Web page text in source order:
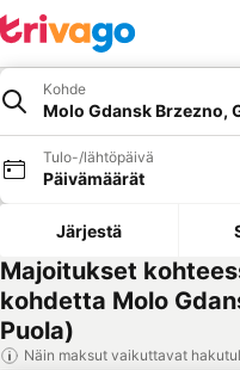
Kohde
Molo Gdansk Brzezno,
Tulo-/lähtöpäivä
Päivämäärät
Järjestä
Majoitukset
kohdetta Molo
Puola)
Näin maksut vaikuttavat